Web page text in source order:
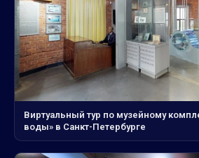
Виртуальный тур по музейному
воды» в Санкт-Петербурге